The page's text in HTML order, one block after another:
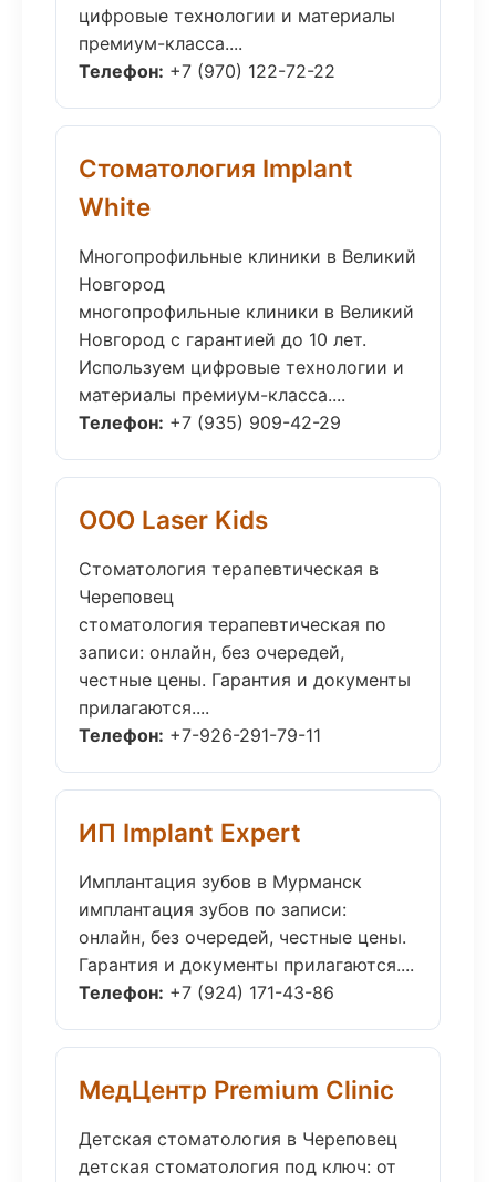
цифровые технологии и материалы
премиум-класса....
Телефон: +7 (970) 122-72-22
Стоматология Implant
White
Многопрофильные клиники в Великий
Новгород
многопрофильные клиники в Великий
Новгород с гарантией до 10 лет.
Используем цифровые технологии и
материалы премиум-класса....
Телефон: +7 (935) 909-42-29
ООО Laser Kids
Стоматология терапевтическая в
Череповец
стоматология терапевтическая по
записи: онлайн, без очередей,
честные цены. Гарантия и документы
прилагаются....
Телефон: +7-926-291-79-11
ИП Implant Expert
Имплантация зубов в Мурманск
имплантация зубов по записи:
онлайн, без очередей, честные цены.
Гарантия и документы прилагаются....
Телефон: +7 (924) 171-43-86
МедЦентр Premium Clinic
Детская стоматология в Череповец
детская стоматология под ключ: от